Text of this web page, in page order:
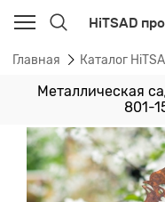
HiTSAD
Главная Каталог
Металлическая
801-